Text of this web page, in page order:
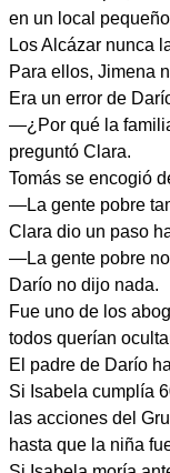
en un local
Los Alcázar nunca
Para ellos, Jimena
Era un error de
—¿Por qué la
preguntó Clara.
Tomás se encogió
—La gente pobre
Clara dio un paso
—La gente pobre
Darío no dijo nada.
Fue uno de los
todos querían
El padre de Darío
Si Isabela cumplía
las acciones del
hasta que la niña